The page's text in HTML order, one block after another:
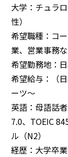
大学：チュラ
性）
希望職種：コ
業、営業事務
希望勤務地：
希望給与：（
ーツ～
英語：母語話
7.0、TOEIC
ル（N2）
経歴：大学卒